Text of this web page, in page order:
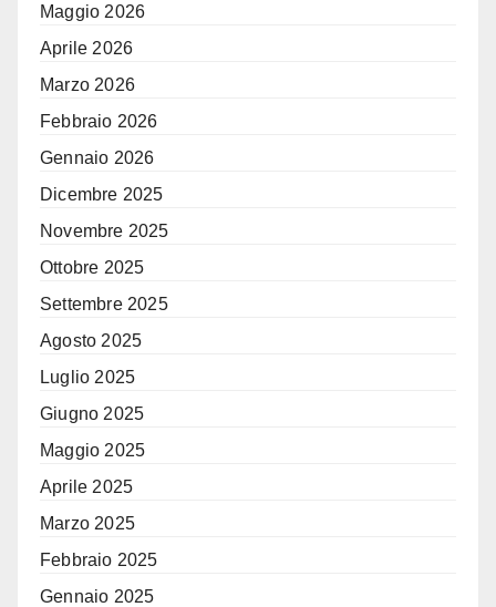
Maggio 2026
Aprile 2026
Marzo 2026
Febbraio 2026
Gennaio 2026
Dicembre 2025
Novembre 2025
Ottobre 2025
Settembre 2025
Agosto 2025
Luglio 2025
Giugno 2025
Maggio 2025
Aprile 2025
Marzo 2025
Febbraio 2025
Gennaio 2025